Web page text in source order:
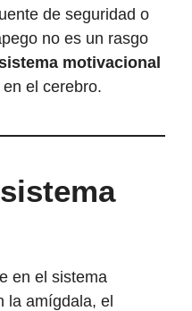
de seguridad o
no es un rasgo
motivacional
el cerebro.
en el sistema
la amígdala, el